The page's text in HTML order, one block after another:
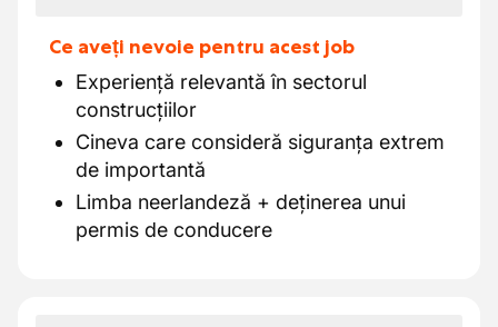
Ce aveți nevoie pentru acest job
Experiență relevantă în sectorul
construcțiilor
Cineva care consideră siguranța extrem
de importantă
Limba neerlandeză + deținerea unui
permis de conducere